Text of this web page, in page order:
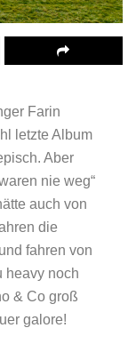
Farin
letzte Album
Aber
nie weg“
auch von
die
fahren von
heavy noch
& Co groß
galore!